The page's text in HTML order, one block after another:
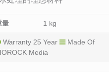
量 1 kg
Warranty 25 Year
Made Of
Media